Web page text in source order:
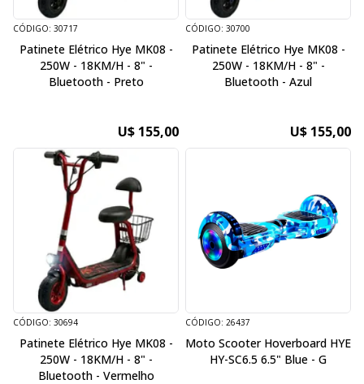
CÓDIGO: 30717
Patinete Elétrico Hye MK08 -
250W - 18KM/H - 8" -
Bluetooth - Preto
U$ 155,00
CÓDIGO: 30700
Patinete Elétrico Hye MK08 -
250W - 18KM/H - 8" -
Bluetooth - Azul
U$ 155,00
CÓDIGO: 30694
Patinete Elétrico Hye MK08 -
250W - 18KM/H - 8" -
Bluetooth - Vermelho
CÓDIGO: 26437
Moto Scooter Hoverboard HYE
HY-SC6.5 6.5" Blue - G